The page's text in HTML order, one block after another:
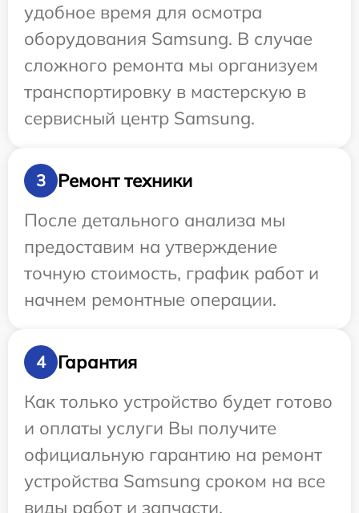
удобное время для осмотра
оборудования Samsung. В случае
сложного ремонта мы организуем
транспортировку в мастерскую в
сервисный центр Samsung.
3
Ремонт техники
После детального анализа мы
предоставим на утверждение
точную стоимость, график работ и
начнем ремонтные операции.
4
Гарантия
Как только устройство будет готово
и оплаты услуги Вы получите
официальную гарантию на ремонт
устройства Samsung сроком на все
виды работ и запчасти.